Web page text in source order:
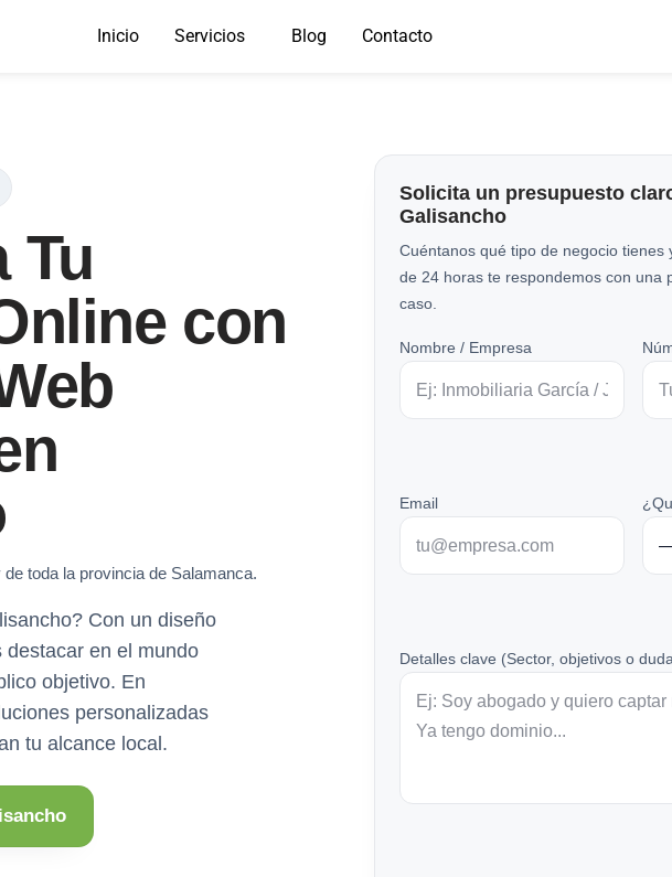
Inicio Servicios Blog Contacto
Tu
con
de toda la provincia de Salamanca.
Con un diseño
en el mundo
objetivo. En
personalizadas
tu alcance local.
Solicita un presupuesto
Galisancho
Cuéntanos qué tipo de negocio tienes
de 24 horas te respondemos con una
caso.
Nombre / Empresa
Email
Detalles clave (Sector, objetivos o